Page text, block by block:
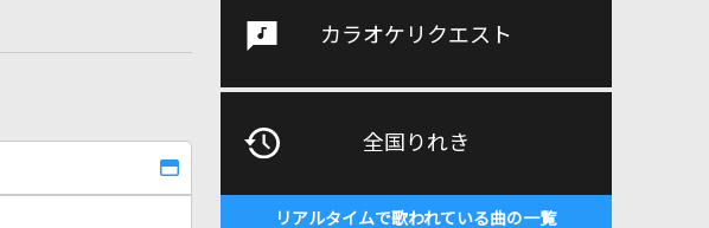
カラオケリクエスト
全国りれき
リアルタイムで歌われている曲の一覧